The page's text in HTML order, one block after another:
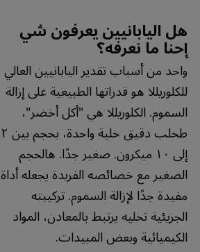
هل اليابانيين يعرفون شي
إحنا ما نعرفه؟
واحد من أسباب تقدير اليابانيين العالي
للكلوريللا هو قدراتها الطبيعية على إزالة
السموم. الكلوريللا هي "أكل أخضر"،
طحلب دقيق خلية واحدة، بحجم بين ٢
إلى ١٠ ميكرون. صغير جدًا. هالحجم
الصغير مع خصائصه الفريدة يجعله أداة
مفيدة جدًا لإزالة السموم. تركيبته
الجزيئية تخليه يرتبط بالمعادن، المواد
الكيميائية وبعض المبيدات.